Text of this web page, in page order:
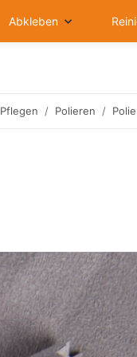
Abkleben
Pflegen Polieren